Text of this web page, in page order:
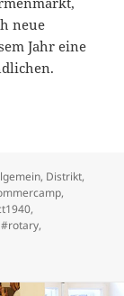
neue
Jahr eine
, Distrikt,
,
,
#rotary,
Ferienwoche für